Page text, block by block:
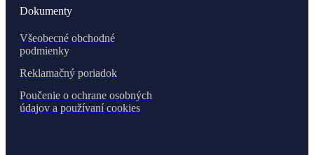
Dokumenty
Všeobecné obchodné
podmienky
Reklamačný poriadok
Poučenie o ochrane osobných
údajov a používaní cookies